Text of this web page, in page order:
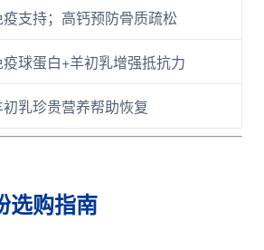
疫支持；高钙预防骨质疏松
疫球蛋白+羊初乳增强抵抗力
初乳珍贵营养帮助恢复
选购指南